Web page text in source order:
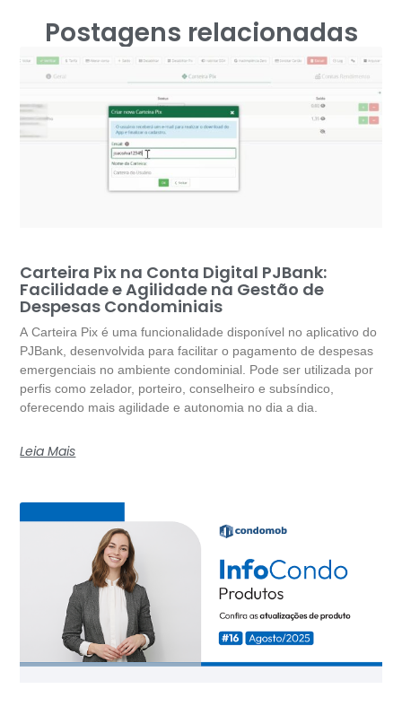
Postagens relacionadas
Carteira Pix na Conta Digital PJBank:
Facilidade e Agilidade na Gestão de
Despesas Condominiais
A Carteira Pix é uma funcionalidade disponível no aplicativo do
PJBank, desenvolvida para facilitar o pagamento de despesas
emergenciais no ambiente condominial. Pode ser utilizada por
perfis como zelador, porteiro, conselheiro e subsíndico,
oferecendo mais agilidade e autonomia no dia a dia.
Leia Mais